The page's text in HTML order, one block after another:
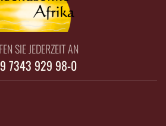
SIE JEDERZEIT AN
7343 929 98-0